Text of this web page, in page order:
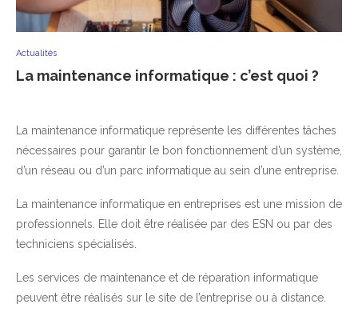
Actualités
La maintenance informatique : c’est quoi ?
La maintenance informatique représente les différentes tâches
nécessaires pour garantir le bon fonctionnement d’un système,
d’un réseau ou d’un parc informatique au sein d’une entreprise.
La maintenance informatique en entreprises est une mission de
professionnels. Elle doit être réalisée par des ESN ou par des
techniciens spécialisés.
Les services de maintenance et de réparation informatique
peuvent être réalisés sur le site de l’entreprise ou à distance.